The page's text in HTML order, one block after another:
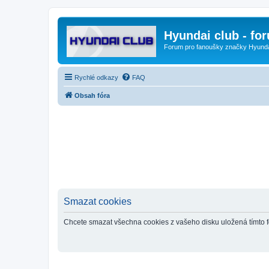
Hyundai club -
Forum pro fanoušky značky
Rychlé odkazy FAQ
Obsah fóra
Smazat cookies
Chcete smazat všechna cookies z vašeho disku uložená tímto